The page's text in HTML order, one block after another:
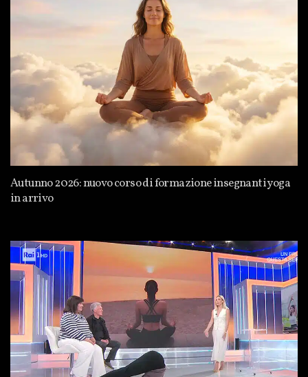
Autunno 2026: nuovo corso di formazione insegnanti yoga
in arrivo